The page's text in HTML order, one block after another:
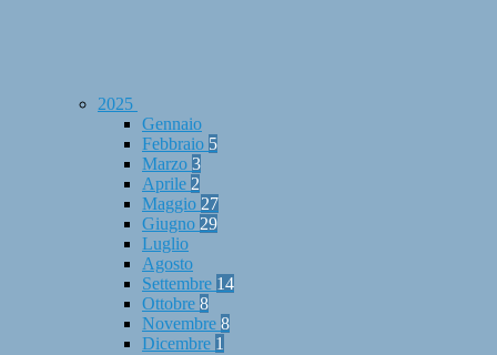
2025
Gennaio
Febbraio 5
Marzo 3
Aprile 2
Maggio 27
Giugno 29
Luglio
Agosto
Settembre 14
Ottobre 8
Novembre 8
Dicembre 1